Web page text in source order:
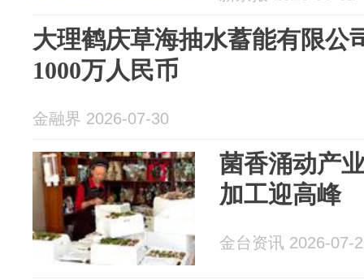
大理鹤庆草海抽水蓄能有限公
1000万人民币
金融界 2026-07-30
菌香涌动产
加工迎高峰
金台资讯 2026-07-